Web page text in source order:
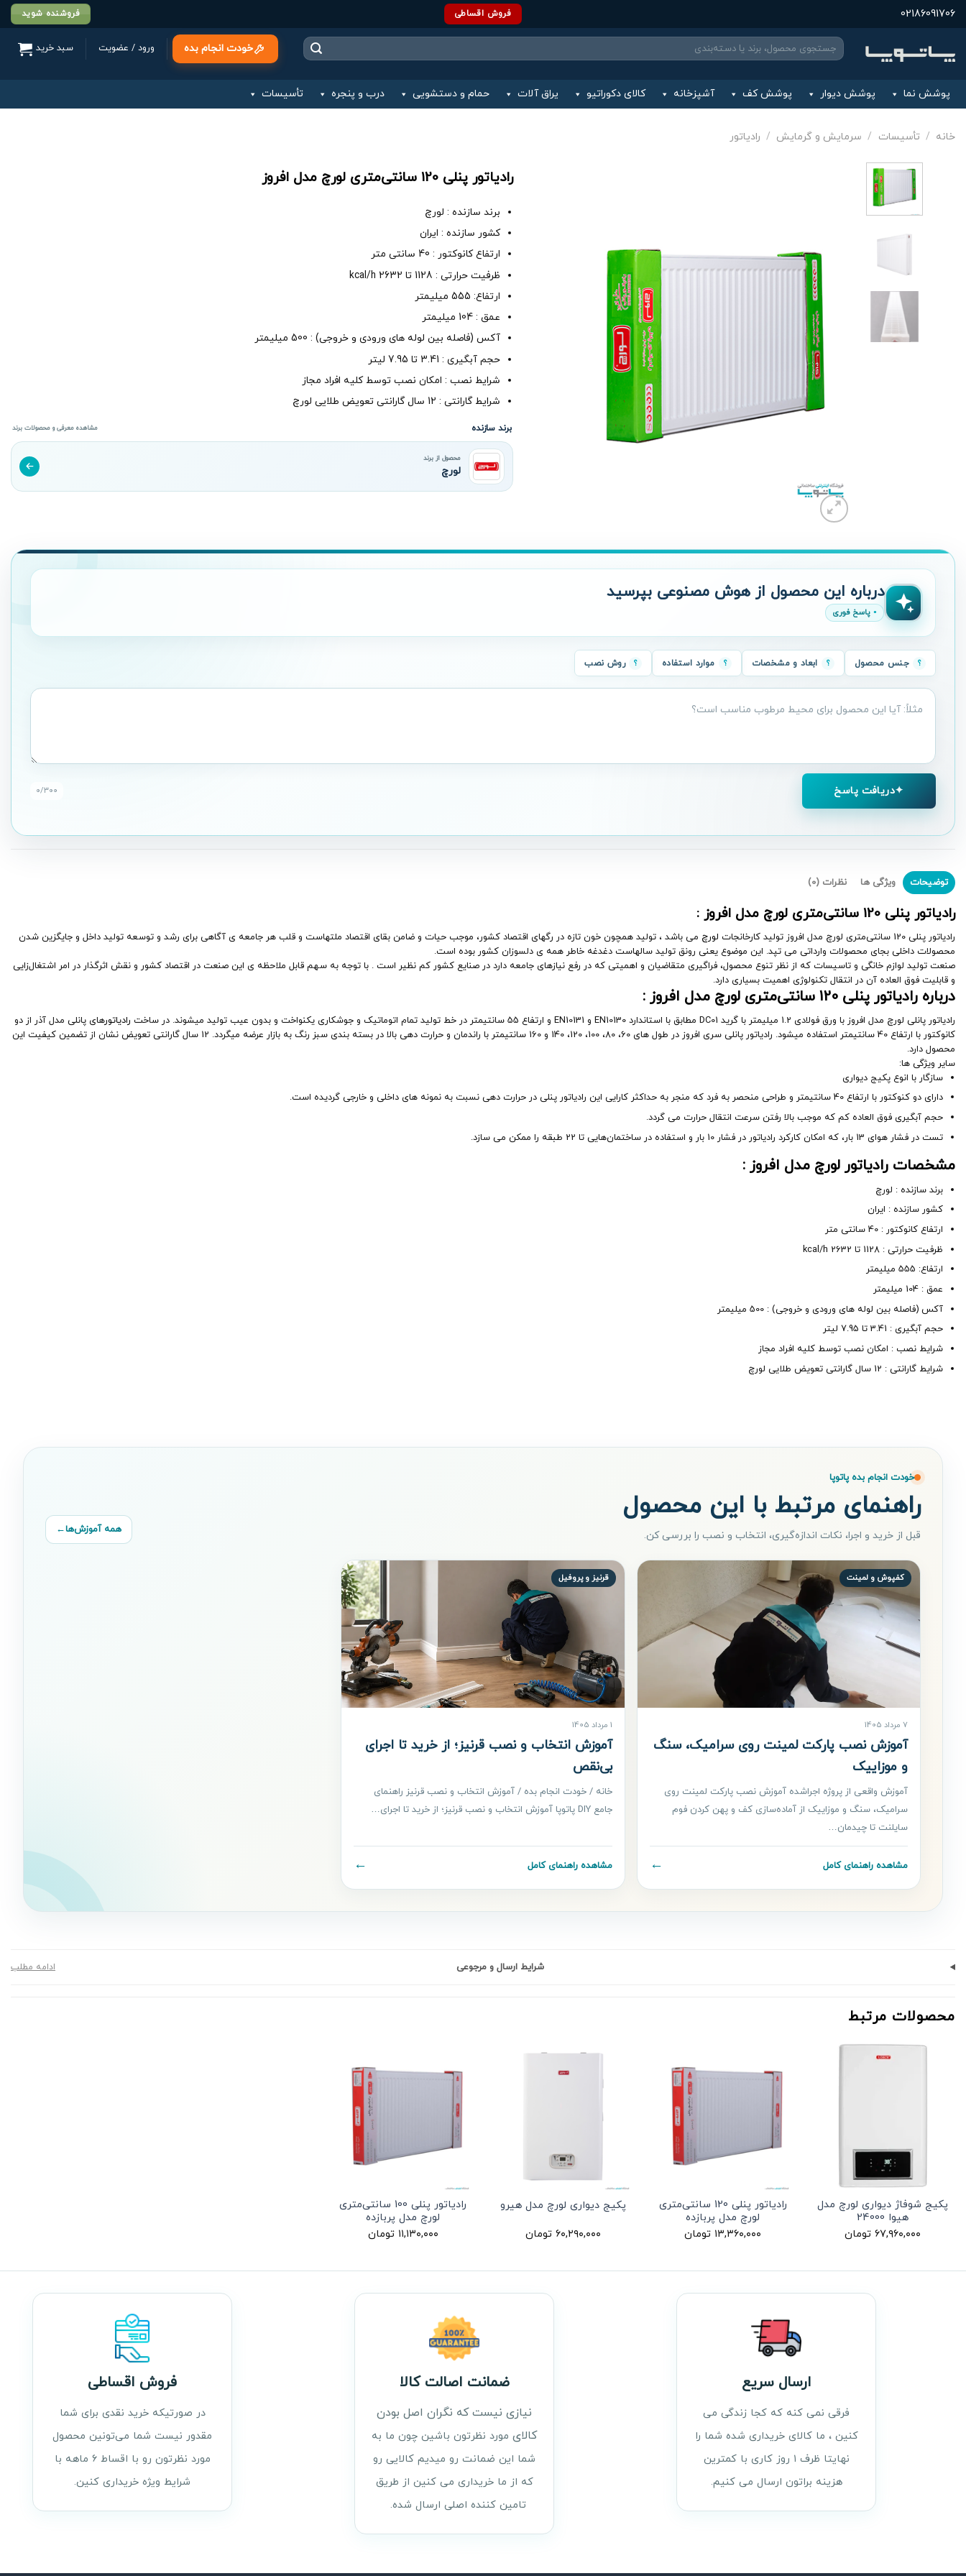
Skip
to
content
02186091706 فروش اقساطی فروشنده شوید
جستجو
برای:
خودت انجام بده ورود / عضویت سبد خرید
پوشش نما پوشش دیوار پوشش کف آشپزخانه کالای دکوراتیو یراق آلات حمام و دستشویی درب و پنجره تأسیسات
خانه / تأسیسات / سرمایش و گرمایش / رادیاتور
رادیاتور پنلی 120 سانتی‌متری لورچ مدل افروز
برند سازنده : لورچ
کشور سازنده : ایران
ارتفاع کانوکتور : 40 سانتی متر
ظرفیت حرارتی : 1128 تا kcal/h 2632
ارتفاع: 555 میلیمتر
عمق : 104 میلیمتر
آکس (فاصله بین لوله های ورودی و خروجی) : 500 میلیمتر
حجم آبگیری : 3.41 تا 7.95 لیتر
شرایط نصب : امکان نصب توسط کلیه افراد مجاز
شرایط گارانتی : 12 سال گارانتی تعویض طلایی لورچ
برند سازنده مشاهده معرفی و محصولات برند
محصول از برند
لورچ
درباره این محصول از هوش مصنوعی بپرسید
پاسخ فوری
جنس محصول ابعاد و مشخصات موارد استفاده روش نصب
سؤال
درباره
دریافت پاسخ ۰/۳۰۰
توضیحات ویژگی ها نظرات (0)
رادیاتور پنلی 120 سانتی‌متری لورچ مدل افروز :
رادیاتور پنلی 120 سانتی‌متری لورچ مدل افروز تولید کارخانجات لورچ می باشد ، تولید همچون خون تازه در رگهای اقتصاد کشور، موجب حیات و ضامن بقای اقتصاد ملتهاست و قلب هر جامعه ی آگاهی برای رشد و توسعه تولید داخل و جایگزین شدن
محصولات داخلی بجای محصولات وارداتی می تپد. این موضوع یعنی رونق تولید سالهاست دغدغه خاطر همه ی دلسوزان کشور بوده است.
صنعت تولید لوازم خانگی و تاسیسات که از نظر تنوع محصول، فراگیری متقاضیان و اهمیتی که در رفع نیازهای جامعه دارد در صنایع کشور کم نظیر است . با توجه به سهم قابل ملاحظه ی‌ این صنعت در اقتصاد کشور و نقش اثرگذار در امر اشتغال‌زایی
و قابلیت فوق العاده آن در انتقال تکنولوژی اهمیت بسیاری دارد.
درباره رادیاتور پنلی 120 سانتی‌متری لورچ مدل افروز :
رادیاتور پانلی لورچ مدل افروز با ورق فولادی 1.2 میلیمتر با گرید DC01 مطابق با استاندارد EN10130 و EN10131 و ارتفاع 55 سانتیمتر در خط تولید تمام اتوماتیک و جوشکاری یکنواخت و بدون عیب تولید میشوند. در ساخت رادیاتورهای پانلی مدل آذر از دو
کانوکتور با ارتفاع 40 سانتیمتر استفاده میشود. رادیاتور پانلی سری افروز در طول های 60، 80، 100، 120، 140 و 160 سانتیمتر با راندمان و حرارت دهی بالا در بسته بندی سبز رنگ به بازار عرضه میگردد. 12 سال گارانتی تعویض نشان از تضمین کیفیت این
محصول دارد.
سایر ویژگی ها:
سازگار با انوع پکیج دیواری
دارای دو کنوکتور با ارتفاع 40 سانتیمتر و طراحی منحصر به فرد که منجر به حداکثر کارایی این رادیاتور پنلی در حرارت دهی نسبت به نمونه های داخلی و خارجی گردیده است.
حجم آبگیری فوق العاده کم که موجب بالا رفتن سرعت انتقال حرارت می گردد.
تست در فشار هوای 13 بار، که امکان کارکرد رادیاتور در فشار 10 بار و استفاده در ساختمان‌هایی تا 22 طبقه را ممکن می سازد.
مشخصات رادیاتور لورچ مدل افروز :
برند سازنده : لورچ
کشور سازنده : ایران
ارتفاع کانوکتور : 40 سانتی متر
ظرفیت حرارتی : 1128 تا kcal/h 2632
ارتفاع: 555 میلیمتر
عمق : 104 میلیمتر
آکس (فاصله بین لوله های ورودی و خروجی) : 500 میلیمتر
حجم آبگیری : 3.41 تا 7.95 لیتر
شرایط نصب : امکان نصب توسط کلیه افراد مجاز
شرایط گارانتی : 12 سال گارانتی تعویض طلایی لورچ
خودت انجام بده پاتوپا
راهنمای مرتبط با این محصول
قبل از خرید و اجرا، نکات اندازه‌گیری، انتخاب و نصب را بررسی کن. همه آموزش‌ها←
کفپوش و لمینت
7 مرداد 1405
آموزش نصب پارکت لمینت روی سرامیک، سنگ
و موزاییک
آموزش واقعی از پروژه اجراشده آموزش نصب پارکت لمینت روی
سرامیک، سنگ و موزاییک از آماده‌سازی کف و پهن کردن فوم
سایلنت تا چیدمان…
مشاهده راهنمای کامل ←
قرنیز و پروفیل
1 مرداد 1405
آموزش انتخاب و نصب قرنیز؛ از خرید تا اجرای
بی‌نقص
خانه / خودت انجام بده / آموزش انتخاب و نصب قرنیز راهنمای
جامع DIY پاتوپا آموزش انتخاب و نصب قرنیز؛ از خرید تا اجرای…
مشاهده راهنمای کامل ←
شرایط ارسال و مرجوعی ادامه مطلب
محصولات مرتبط
پکیج شوفاژ دیواری لورچ مدل
هیوا 24000
۶۷,۹۶۰,۰۰۰ تومان
رادیاتور پنلی 120 سانتی‌متری
لورچ مدل پربازده
۱۳,۳۶۰,۰۰۰ تومان
پکیج دیواری لورچ مدل هیرو
۶۰,۲۹۰,۰۰۰ تومان
رادیاتور پنلی 100 سانتی‌متری
لورچ مدل پربازده
۱۱,۱۳۰,۰۰۰ تومان
ارسال سریع
فرقی نمی کنه که کجا زندگی می
کنین ، ما کالای خریداری شده شما را
نهایتا ظرف ۱ روز کاری با کمترین
هزینه براتون ارسال می کنیم.
ضمانت اصالت کالا
نیازی نیست که نگران اصل بودن
کالای مورد نظرتون باشین چون ما به
شما این ضمانت رو میدیم کالایی رو
که از ما خریداری می کنین از طریق
تامین کننده اصلی ارسال شده.
فروش اقساطی
در صورتیکه خرید نقدی برای شما
مقدور نیست شما می‌تونین محصول
مورد نظرتون رو با اقساط ۶ ماهه با
شرایط ویژه خریداری کنین.